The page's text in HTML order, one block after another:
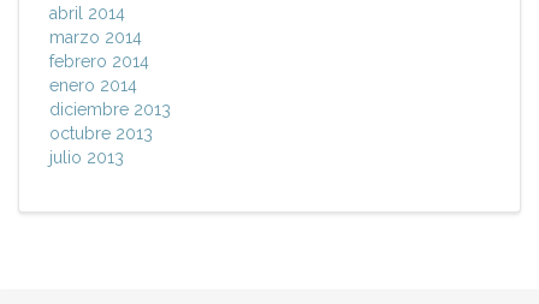
abril 2014
marzo 2014
febrero 2014
enero 2014
diciembre 2013
octubre 2013
julio 2013